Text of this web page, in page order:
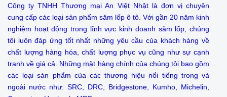
Công ty TNHH Thương mại An Việt Nhật là đơn vị chuyên
cung cấp các loại sản phẩm săm lốp ô tô. Với gần 20 năm kinh
nghiệm hoạt động trong lĩnh vực kinh doanh săm lốp, chúng
tôi luôn đáp ứng tốt nhất những yêu cầu của khách hàng về
chất lượng hàng hóa, chất lượng phục vụ cũng như sự cạnh
tranh về giá cả. Những mặt hàng chính của chúng tôi bao gồm
các loại sản phẩm của các thương hiệu nổi tiếng trong và
ngoài nước như: SRC, DRC, Bridgestone, Kumho, Michelin,